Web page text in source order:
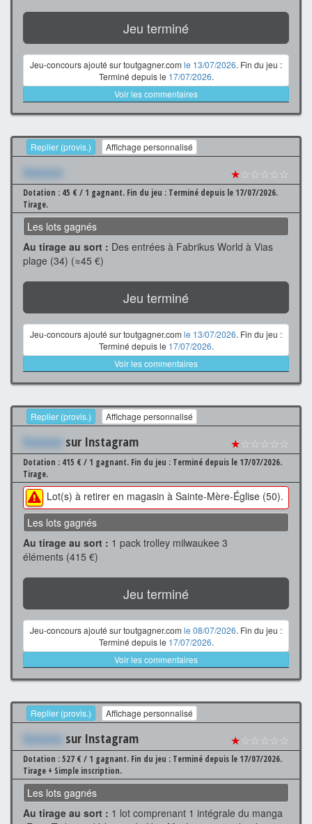
Jeu terminé
Jeu-concours ajouté sur toutgagner.com le 13/07/2026. Fin du jeu :
Terminé depuis le 17/07/2026.
Voir les commentaires
Replier (provis.) Affichage personnalisé
Xxxxxxx ★☆☆☆☆☆
Dotation : 45 € / 1 gagnant. Fin du jeu : Terminé depuis le 17/07/2026.
Tirage.
Les lots gagnés
Au tirage au sort : Des entrées à Fabrikus World à Vias
plage (34) (≈45 €)
Jeu terminé
Jeu-concours ajouté sur toutgagner.com le 13/07/2026. Fin du jeu :
Terminé depuis le 17/07/2026.
Voir les commentaires
Replier (provis.) Affichage personnalisé
Xxxxxxx sur Instagram ★☆☆☆☆☆
Dotation : 415 € / 1 gagnant. Fin du jeu : Terminé depuis le 17/07/2026.
Tirage.
Lot(s) à retirer en magasin à Sainte-Mère-Église (50).
Les lots gagnés
Au tirage au sort : 1 pack trolley milwaukee 3
éléments (415 €)
Jeu terminé
Jeu-concours ajouté sur toutgagner.com le 08/07/2026. Fin du jeu :
Terminé depuis le 17/07/2026.
Voir les commentaires
Replier (provis.) Affichage personnalisé
Xxxxxxx sur Instagram ★☆☆☆☆☆
Dotation : 527 € / 1 gagnant. Fin du jeu : Terminé depuis le 17/07/2026.
Tirage + Simple inscription.
Les lots gagnés
Au tirage au sort : 1 lot comprenant 1 intégrale du manga